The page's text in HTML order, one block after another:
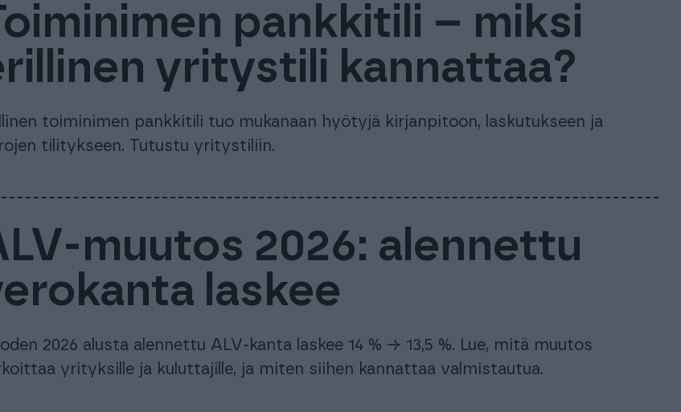
pankkitili – miksi
yritystili kannattaa?
toiminimen pankkitili tuo mukanaan hyötyjä kirjanpitoon, laskutukseen ja
tilitykseen. Tutustu yritystiliin.
muutos 2026: alennettu
laskee
2026 alusta alennettu ALV-kanta laskee 14 % → 13,5 %. Lue, mitä muutos
yrityksille ja kuluttajille, ja miten siihen kannattaa valmistautua.